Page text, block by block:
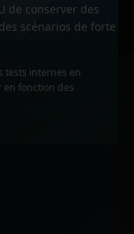
de conserver des
scénarios de forte
tests internes en
en fonction des